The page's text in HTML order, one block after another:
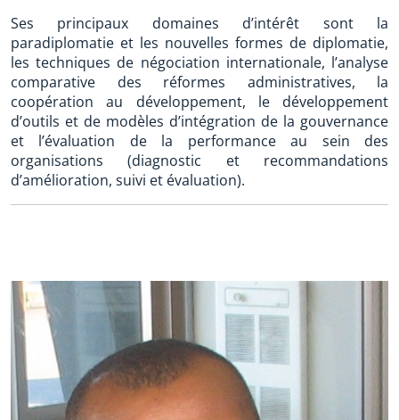
Ses principaux domaines d’intérêt sont la
paradiplomatie et les nouvelles formes de diplomatie,
les techniques de négociation internationale, l’analyse
comparative des réformes administratives, la
coopération au développement, le développement
d’outils et de modèles d’intégration de la gouvernance
et l’évaluation de la performance au sein des
organisations (diagnostic et recommandations
d’amélioration, suivi et évaluation).